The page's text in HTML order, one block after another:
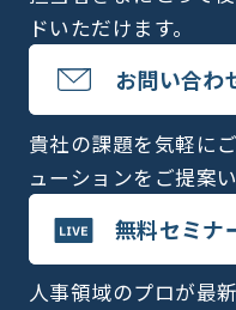
ドいただけます。
お問い合わ
貴社の課題を気軽に
ューションをご提案い
無料セミナ
人事領域のプロが最